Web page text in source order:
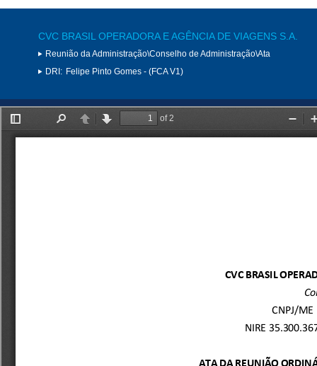
CVC BRASIL OPERADORA E AGÊNCIA DE VIAGENS S.A.
Reunião da Administração\Conselho de Administração\Ata
DRI: Felipe Pinto Gomes - (FCA V1)